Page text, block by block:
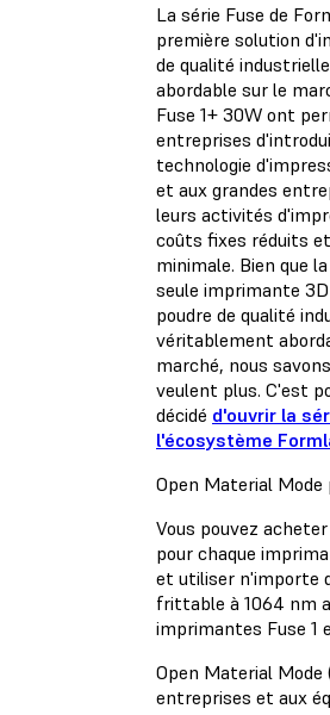
La série Fuse de
première solution
de qualité
abordable sur le
Fuse 1+ 30W ont
entreprises
technologie
et aux grandes
leurs activités
coûts fixes réduits
minimale. Bien que
seule imprimante
poudre de qualité
véritablement
marché, nous
veulent plus. C'est
décidé d'ouvrir la
l'écosystème
Open Material Mode
Vous pouvez
pour chaque
et utiliser n'importe
frittable à 1064 nm
imprimantes Fuse 1
Open Material Mode
entreprises et aux